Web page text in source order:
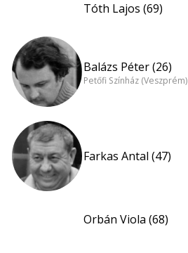
Tóth Lajos (69)
Balázs Péter (26)
Petőfi Színház (Veszprém)
Farkas Antal (47)
Orbán Viola (68)